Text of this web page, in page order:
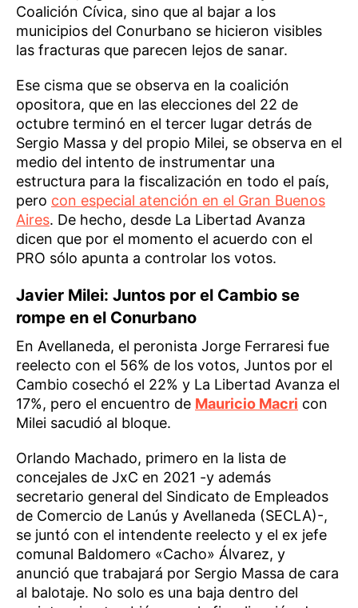
Coalición Cívica, sino que al bajar a los
municipios del Conurbano se hicieron visibles
las fracturas que parecen lejos de sanar.
Ese cisma que se observa en la coalición
opositora, que en las elecciones del 22 de
octubre terminó en el tercer lugar detrás de
Sergio Massa y del propio Milei, se observa en el
medio del intento de instrumentar una
estructura para la fiscalización en todo el país,
pero con especial atención en el Gran Buenos
Aires. De hecho, desde La Libertad Avanza
dicen que por el momento el acuerdo con el
PRO sólo apunta a controlar los votos.
Javier Milei: Juntos por el Cambio se
rompe en el Conurbano
En Avellaneda, el peronista Jorge Ferraresi fue
reelecto con el 56% de los votos, Juntos por el
Cambio cosechó el 22% y La Libertad Avanza el
17%, pero el encuentro de Mauricio Macri con
Milei sacudió al bloque.
Orlando Machado, primero en la lista de
concejales de JxC en 2021 -y además
secretario general del Sindicato de Empleados
de Comercio de Lanús y Avellaneda (SECLA)-,
se juntó con el intendente reelecto y el ex jefe
comunal Baldomero «Cacho» Álvarez, y
anunció que trabajará por Sergio Massa de cara
al balotaje. No solo es una baja dentro del